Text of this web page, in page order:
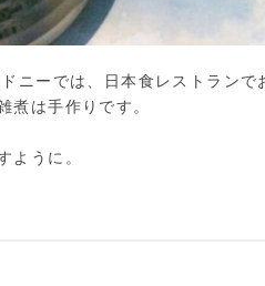
ニーでは、日本食レストランで
は手作りです。
ように。